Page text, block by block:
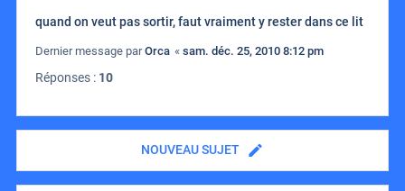
quand on veut pas sortir, faut vraiment y rester dans ce lit
Dernier message parOrca « sam. déc. 25, 2010 8:12 pm
Réponses : 10
NOUVEAU SUJET